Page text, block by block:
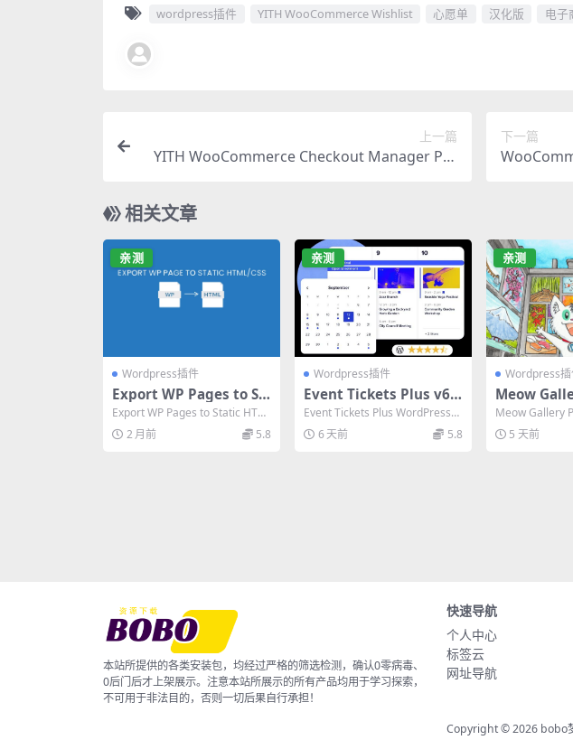
wordpress插件 YITH WooCommerce Wishlist 心愿单 汉化版 电子
上一篇
YITH WooCommerce Checkout Manager Pre
下一篇
相关文章
亲测
Wordpress插件
Export WP Pages to St
atic HTML/CSS Pro v1.
0.4 专业汉化版 – 一键导
出WordPress页面为静态
Export WP Pages to Static HTM
L/CSS Pro v...
2 月前 5.8
亲测
Wordpress插件
Event Tickets Plus v6.1
0.1 终极指南：WordPre
ss售票插件必备
Event Tickets Plus WordPress插
件是活动售票的终极解决...
6 天前 5.8
亲测
Wordpress插
Meow
2 终极图片
中文版
Meow Gallery
影师打造的
5 天前
本站所提供的各类安装包，均经过严格的筛选检测，确认0零病毒、
0后门后才上架展示。注意本站所展示的所有产品均用于学习探索，
不可用于非法目的，否则一切后果自行承担！
快速导航
个人中心
标签云
网址导航
Copyright © 2026 bobo